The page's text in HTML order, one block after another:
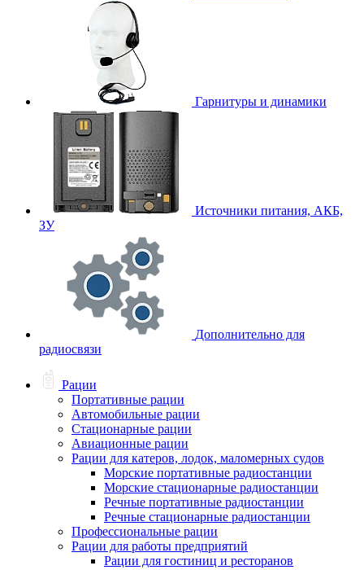
Гарнитуры и динамики
Источники питания, АКБ,
ЗУ
Дополнительно для
радиосвязи
Рации
Портативные рации
Автомобильные рации
Стационарные рации
Авиационные рации
Рации для катеров, лодок, маломерных судов
Морские портативные радиостанции
Морские стационарные радиостанции
Речные портативные радиостанции
Речные стационарные радиостанции
Профессиональные рации
Рации для работы предприятий
Рации для гостиниц и ресторанов